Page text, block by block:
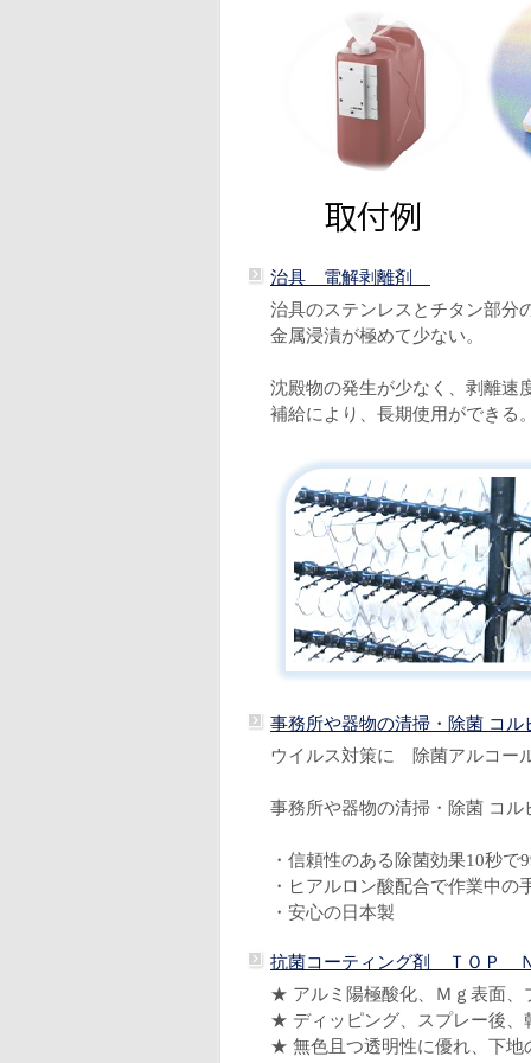
治具 電解剥離剤
治具のステンレスとチタン部分
金属浸漬が極めて少ない。
沈殿物の発生が少なく、剥離速
補給により、長期使用ができる
事務所や器物の清掃・除菌 コル
ウイルス対策に 除菌アルコー
事務所や器物の清掃・除菌 コル
・信頼性のある除菌効果10秒で
・ヒアルロン酸配合で作業中の
・安心の日本製
抗菌コーティング剤 ＴＯＰ
★ アルミ陽極酸化、Ｍｇ表面、
★ ディッピング、スプレー後、
★ 無色且つ透明性に優れ、下地